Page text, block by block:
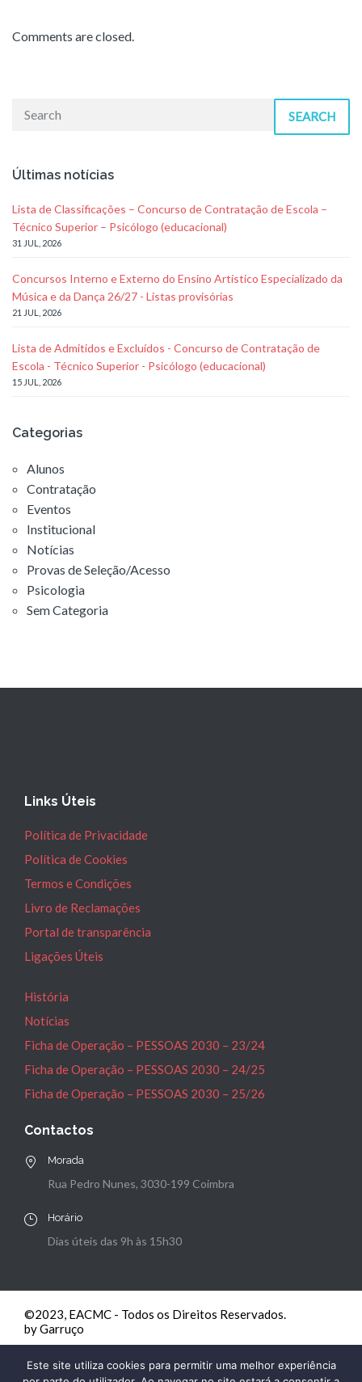
Comments are closed.
SEARCH
Últimas notícias
Lista de Classificações – Concurso de Contratação de Escola –
Técnico Superior – Psicólogo (educacional)
31 JUL, 2026
Concursos Interno e Externo do Ensino Artístico Especializado da
Música e da Dança 26/27 - Listas provisórias
21 JUL, 2026
Lista de Admitidos e Excluídos - Concurso de Contratação de
Escola - Técnico Superior - Psicólogo (educacional)
15 JUL, 2026
Categorias
Alunos
Contratação
Eventos
Institucional
Notícias
Provas de Seleção/Acesso
Psicologia
Sem Categoria
Links Úteis
Política de Privacidade
Política de Cookies
Termos e Condições
Livro de Reclamações
Portal de transparência
Ligações Úteis
História
Notícias
Ficha de Operação – PESSOAS 2030 – 23/24
Ficha de Operação – PESSOAS 2030 – 24/25
Ficha de Operação – PESSOAS 2030 – 25/26
Contactos
Morada
Rua Pedro Nunes, 3030-199 Coimbra
Horário
Dias úteis das 9h às 15h30
©2023, EACMC - Todos os Direitos Reservados.
by Garruço
Este site utiliza cookies para permitir uma melhor experiência